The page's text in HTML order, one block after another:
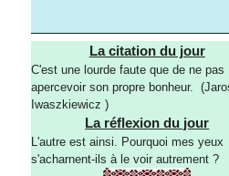
La citation du jour
C'est une lourde faute que de ne pas
apercevoir son propre bonheur.
Iwaszkiewicz )
La réflexion du jour
L'autre est ainsi. Pourquoi mes yeux
s'acharnent-ils à le voir autrement ?